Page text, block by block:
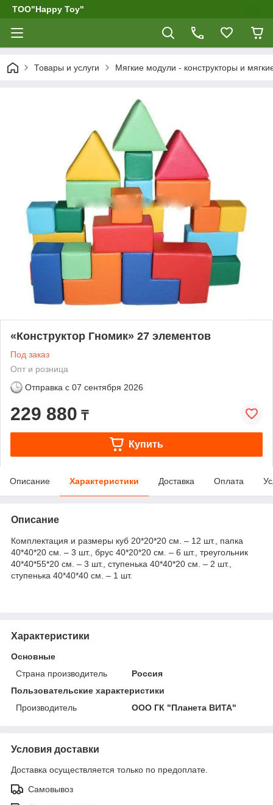
ТОО"Happy Toy"
Товары и услуги Мягкие модули - конструкторы и
«Конструктор Гномик» 27 элементов
Под заказ
Опт и розница
Отправка с 07 сентября 2026
229 880 ₸
Купить
Описание Характеристики Доставка Оплата
Описание
Комплектация и размеры куб 20*20*20 см. – 12 шт., папка
40*40*20 см. – 3 шт., брус 40*20*20 см. – 6 шт., треугольник
40*40*55*20 см. – 3 шт., ступенька 40*40*20 см. – 2 шт.,
ступенька 40*40*40 см. – 1 шт.
Характеристики
Основные
Страна производитель
Россия
Пользовательские характеристики
Производитель
ООО ГК "Планета ВИТА"
Условия доставки
Доставка осуществляется только по предоплате.
Самовывоз